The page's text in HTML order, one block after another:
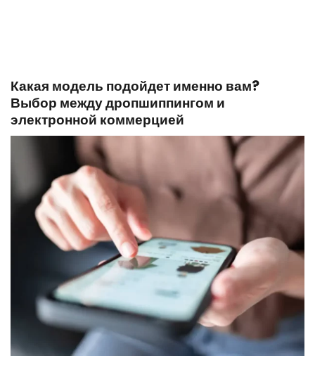
Какая модель подойдет именно вам?
Выбор между дропшиппингом и
электронной коммерцией